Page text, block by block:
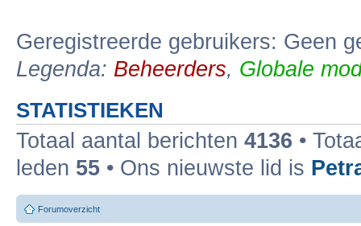
Geregistreerde gebruikers: Geen
Legenda: Beheerders, Globale
STATISTIEKEN
Totaal aantal berichten 4136 •
leden 55 • Ons nieuwste lid is
Forumoverzicht